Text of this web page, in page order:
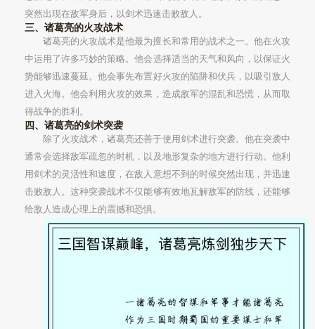
突然出现在敌军身后，以剑术迅速击败敌人。
三、诸葛亮的火攻战术
诸葛亮的火攻战术是他最为擅长和常用的战术之一。他在火攻
中运用了许多巧妙的策略。他会选择适当的天气和风向，以保证火
势能够迅速蔓延。他会事先布置好火攻的陷阱和伏兵，以吸引敌人
进入火海。他会利用火攻的效果，造成敌军的混乱和恐慌，从而取
得战争的胜利。
四、诸葛亮的剑术突袭
除了火攻战术，诸葛亮还善于使用剑术进行突袭。他在突袭中
通常会选择敌军疏忽的时机，以及地形复杂的地方进行行动。他利
用剑术的灵活性和速度，在敌人意想不到的时候突然出现，并迅速
击败敌人。这种突袭战术不仅能够有效地瓦解敌军的防线，还能够
给敌人造成心理上的震撼和恐惧。